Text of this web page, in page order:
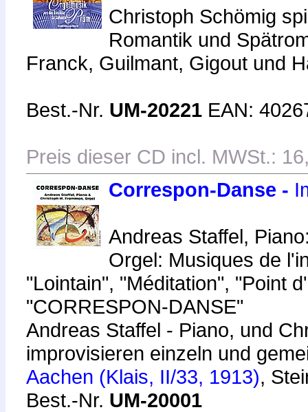
Christoph Schömig
Romantik und
Franck, Guilmant, Gigout und
Best.-Nr. UM-20221 EAN:
Preis dieser CD incl. MWSt.:
Correspon-Danse -
Andreas Staffel,
Orgel: Musiques de
"Lointain", "Méditation", "Point
"CORRESPON-DANSE"
Andreas Staffel - Piano, und
improvisieren einzeln und
Aachen (Klais, II/33, 1913),
Best.-Nr. UM-20001